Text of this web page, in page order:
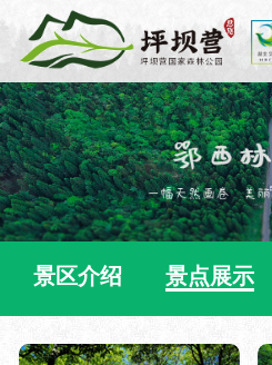
景区介绍 景点展示